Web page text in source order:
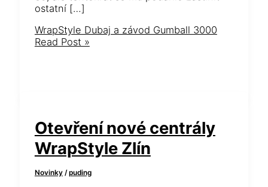
ostatní […]
WrapStyle Dubaj a závod Gumball 3000
Read Post »
Otevření nové centrály
WrapStyle Zlín
Novinky/puding